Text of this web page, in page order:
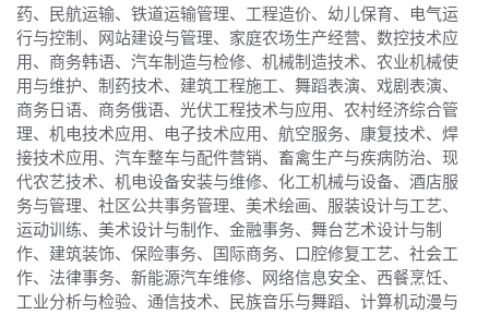
药、民航运输、铁道运输管理、工程造价、幼儿保育、电气运
行与控制、网站建设与管理、家庭农场生产经营、数控技术应
用、商务韩语、汽车制造与检修、机械制造技术、农业机械使
用与维护、制药技术、建筑工程施工、舞蹈表演、戏剧表演、
商务日语、商务俄语、光伏工程技术与应用、农村经济综合管
理、机电技术应用、电子技术应用、航空服务、康复技术、焊
接技术应用、汽车整车与配件营销、畜禽生产与疾病防治、现
代农艺技术、机电设备安装与维修、化工机械与设备、酒店服
务与管理、社区公共事务管理、美术绘画、服装设计与工艺、
运动训练、美术设计与制作、金融事务、舞台艺术设计与制
作、建筑装饰、保险事务、国际商务、口腔修复工艺、社会工
作、法律事务、新能源汽车维修、网络信息安全、西餐烹饪、
工业分析与检验、通信技术、民族音乐与舞蹈、计算机动漫与